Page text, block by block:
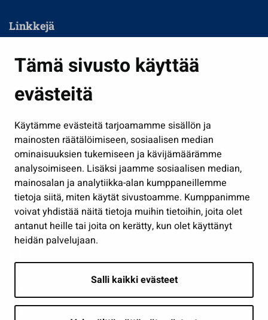
Tämä sivusto käyttää
evästeitä
Käytämme evästeitä tarjoamamme sisällön ja
mainosten räätälöimiseen, sosiaalisen median
ominaisuuksien tukemiseen ja kävijämäärämme
analysoimiseen. Lisäksi jaamme sosiaalisen median,
mainosalan ja analytiikka-alan kumppaneillemme
tietoja siitä, miten käytät sivustoamme. Kumppanimme
voivat yhdistää näitä tietoja muihin tietoihin, joita olet
antanut heille tai joita on kerätty, kun olet käyttänyt
heidän palvelujaan.
Salli kaikki evästeet
Linkkejä
Kasvatus ja opetus
Kulttuuri ja liikunta
Työ ja yrittäminen
Osallistu ja asioi
Näytä omat evästeasetukseni
Seuraa meitä